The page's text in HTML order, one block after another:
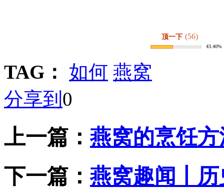
顶一下 (56)
43.40%
TAG： 如何 燕窝
分享到 0
上一篇：燕窝的烹饪方
下一篇：燕窝趣闻丨